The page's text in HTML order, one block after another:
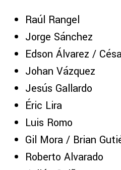
Raúl Rangel
Jorge Sánchez
Edson Álvarez /
Johan Vázquez
Jesús Gallardo
Éric Lira
Luis Romo
Gil Mora / Brian
Roberto Alvarado